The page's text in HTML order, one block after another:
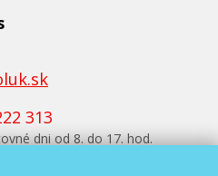
313
dni od 8. do 17. hod.